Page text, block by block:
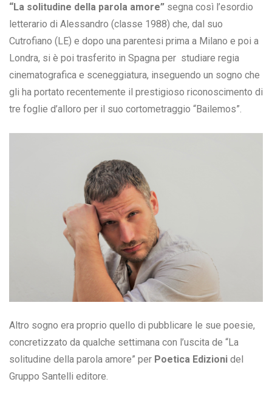
“La solitudine della parola amore” segna così l’esordio
letterario di Alessandro (classe 1988) che, dal suo
Cutrofiano (LE) e dopo una parentesi prima a Milano e poi a
Londra, si è poi trasferito in Spagna per studiare regia
cinematografica e sceneggiatura, inseguendo un sogno che
gli ha portato recentemente il prestigioso riconoscimento di
tre foglie d’alloro per il suo cortometraggio “Bailemos”.
Altro sogno era proprio quello di pubblicare le sue poesie,
concretizzato da qualche settimana con l’uscita de “La
solitudine della parola amore” per Poetica Edizioni del
Gruppo Santelli editore.